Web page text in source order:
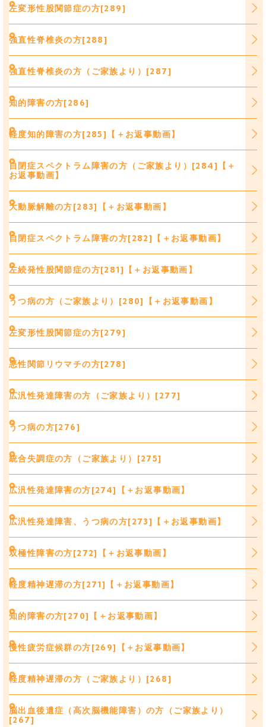
左変形性股関節症の方[289]
強直性脊椎炎の方[288]
強直性脊椎炎の方（ご家族より）[287]
知的障害の方[286]
軽度知的障害の方[285]【＋お返事動画】
自閉症スペクトラム障害の方（ご家族より）[284]【＋
お返事動画】
大動脈解離の方[283]【＋お返事動画】
自閉症スペクトラム障害の方[282]【＋お返事動画】
左続発性股関節症の方[281]【＋お返事動画】
うつ病の方（ご家族より）[280]【＋お返事動画】
左変形性股関節症の方[279]
悪性関節リウマチの方[278]
広汎性発達障害の方（ご家族より）[277]
うつ病の方[276]
統合失調症の方（ご家族より）[275]
広汎性発達障害の方[274]【＋お返事動画】
広汎性発達障害、うつ病の方[273]【＋お返事動画】
双極性障害の方[272]【＋お返事動画】
軽度精神遅滞の方[271]【＋お返事動画】
知的障害の方[270]【＋お返事動画】
慢性疲労症候群の方[269]【＋お返事動画】
軽度精神遅滞の方（ご家族より）[268]
脳出血後遺症（高次脳機能障害）の方（ご家族より）
[267]